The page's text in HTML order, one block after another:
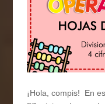
¡Hola, compis! En